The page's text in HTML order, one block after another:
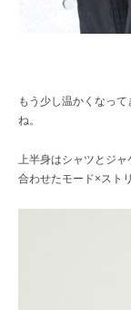
もう少し温かくなっ
ね。
上半身はシャツとジ
合わせたモード×スト